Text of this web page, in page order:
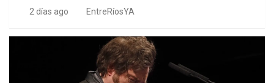
2 días ago EntreRíosYA